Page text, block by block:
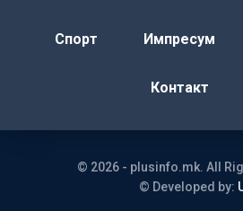
Спорт Импресум
Контакт
© 2026 - plusinfo.mk. All
© Developed by: